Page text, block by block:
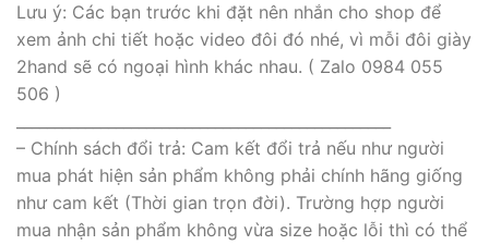
Lưu ý: Các bạn trước khi đặt nên nhắn cho shop để
xem ảnh chi tiết hoặc video đôi đó nhé, vì mỗi đôi giày
2hand sẽ có ngoại hình khác nhau. ( Zalo 0984 055
506 )
– Chính sách đổi trả: Cam kết đổi trả nếu như người
mua phát hiện sản phẩm không phải chính hãng giống
như cam kết (Thời gian trọn đời). Trường hợp người
mua nhận sản phẩm không vừa size hoặc lỗi thì có thể